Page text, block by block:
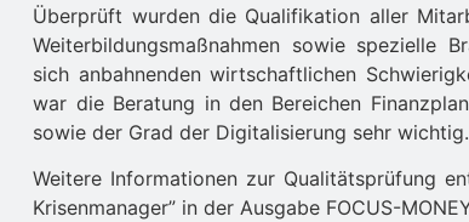
Überprüft wurden die Qualifikation aller
Weiterbildungsmaßnahmen sowie spezielle
sich anbahnenden wirtschaftlichen
war die Beratung in den Bereichen
sowie der Grad der Digitalisierung sehr wichtig.
Weitere Informationen zur Qualitätsprüfung
Krisenmanager” in der Ausgabe FOCUS-